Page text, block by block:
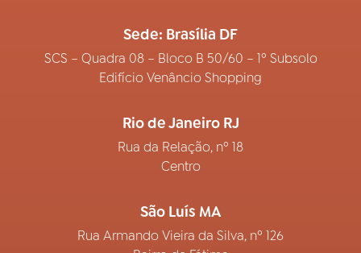
Sede: Brasília DF
SCS – Quadra 08 – Bloco B 50/60 – 1º Subsolo
Edifício Venâncio Shopping
Rio de Janeiro RJ
Rua da Relação, nº 18
Centro
São Luís MA
Rua Armando Vieira da Silva, nº 126